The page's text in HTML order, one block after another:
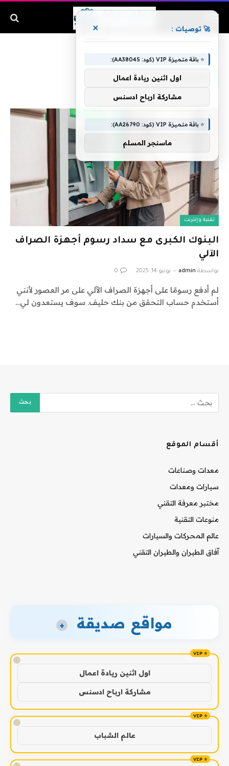
الصراف
تقنية وإنترنت
البنوك الكبرى مع سداد رسوم أجهزة الصراف
الآلي
بواسطة admin يونيو 14, 2025 0
لم أدفع رسومًا على أجهزة الصراف الآلي على مر العصور لأنني
أستخدم حساب التحقق من بنك حليف. سوف يستعدون لي…
أقسام الموقع
معدات وصناعات
سيارات ومعدات
مختبر معرفة التقني
منوعات التقنية
عالم المحركات والسيارات
آفاق الطيران والطيران التقني
مواقع صديقة +
!
اول اثنين ريادة اعمال
مشاركة ارباح ادسنس
!
عالم الشباب
🚀 توصيات : ×
⭐ باقة متميزة VIP (كود: AA38045):
اول اثنين ريادة اعمال
مشاركة ارباح ادسنس
⭐ باقة متميزة VIP (كود: AA26790):
ماسنجر المسلم